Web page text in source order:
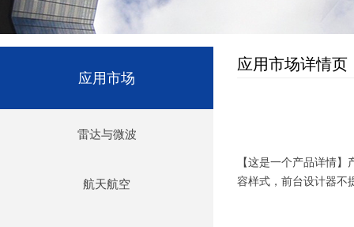
【这是一个产品详情
容样式，前台设计器不
应用市场
应用市场详情页
雷达与微波
航天航空